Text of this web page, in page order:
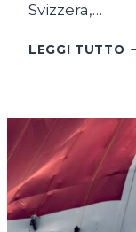
Svizzera,…
LEGGI TUTTO